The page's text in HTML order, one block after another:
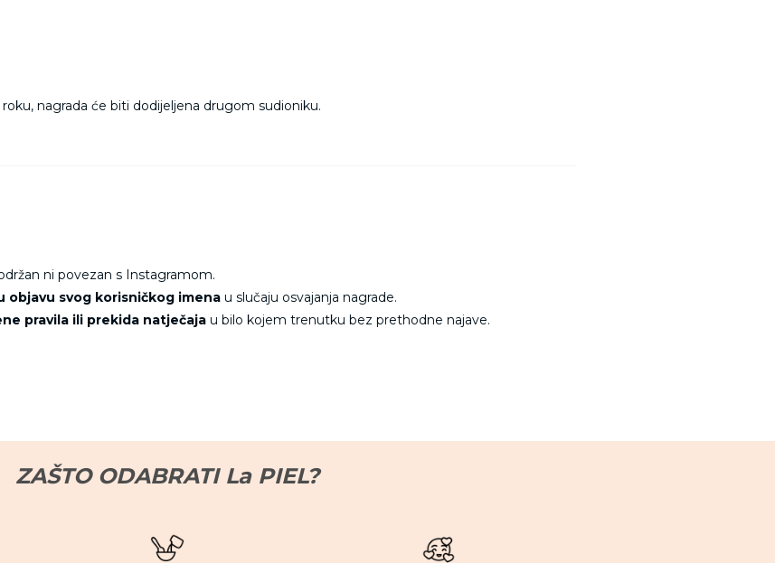
nagrada će biti dodijeljena drugom sudioniku.
ni povezan s Instagramom.
objavu svog korisničkog imena u slučaju osvajanja nagrade.
pravila ili prekida natječaja u bilo kojem trenutku bez prethodne najave.
ZAŠTO ODABRATI La PIEL?